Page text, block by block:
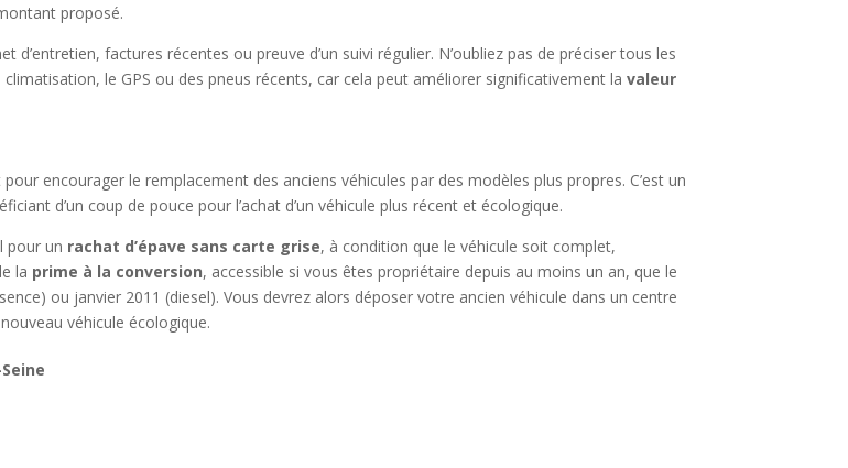
proposé.
d’entretien, factures récentes ou preuve d’un suivi régulier. N’oubliez pas de préciser tous les
le GPS ou des pneus récents, car cela peut améliorer significativement lavaleur
encourager le remplacement des anciens véhicules par des modèles plus propres. C’est un
d’un coup de pouce pour l’achat d’un véhicule plus récent et écologique.
pour un rachat d’épave sans carte grise, à condition que le véhicule soit complet,
la prime à la conversion, accessible si vous êtes propriétaire depuis au moins un an, que le
ou janvier 2011 (diesel). Vous devrez alors déposer votre ancien véhicule dans un centre
véhicule écologique.